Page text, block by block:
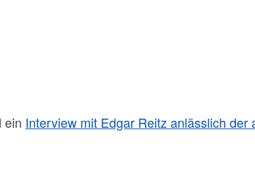
ein Interview mit Edgar Reitz anlässlich